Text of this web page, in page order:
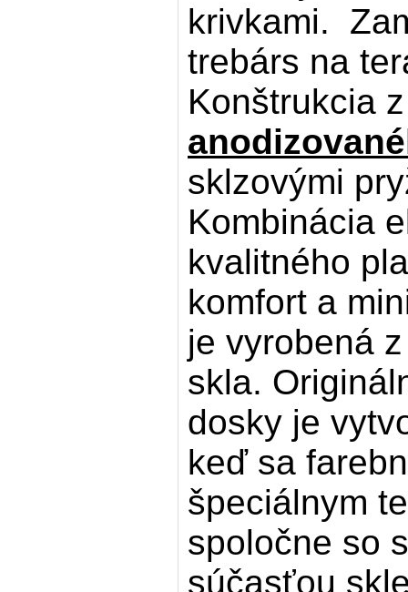
krivkami.
trebárs na
Konštrukcia
sklzovými
Kombinácia
kvalitného
komfort a
je vyrobená
skla.
dosky je
keď sa
špeciálnym
spoločne so
súčasťou